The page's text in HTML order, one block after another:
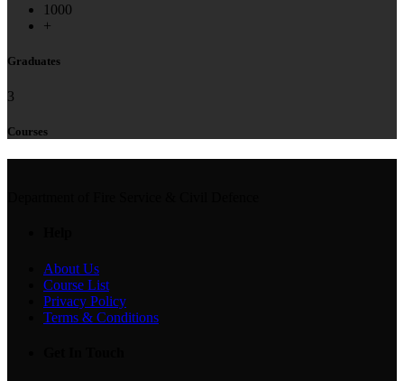
1000
+
Graduates
3
Courses
About Us
Course List
Privacy Policy
Terms & Conditions